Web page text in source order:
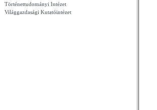
Történettudományi Intézet
Világgazdasági Kutatóintézet